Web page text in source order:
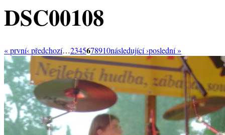
DSC00108
« první‹ předchozí…2345678910následující ›poslední »